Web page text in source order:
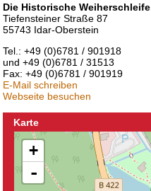
Die Historische Weiherschleife
Tiefensteiner Straße 87
55743 Idar-Oberstein
Tel.: +49 (0)6781 / 901918
und +49 (0)6781 / 31513
Fax: +49 (0)6781 / 901919
E-Mail schreiben
Webseite besuchen
Karte
+
-